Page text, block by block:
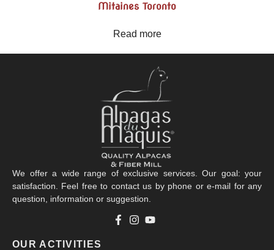
Mitaines Toronto
Read more
We offer a wide range of exclusive services. Our goal: your
satisfaction. Feel free to contact us by phone or e-mail for any
question, information or suggestion.
OUR ACTIVITIES